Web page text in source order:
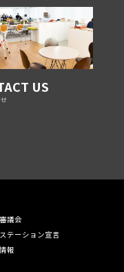
US
議会
テーション宣言
報